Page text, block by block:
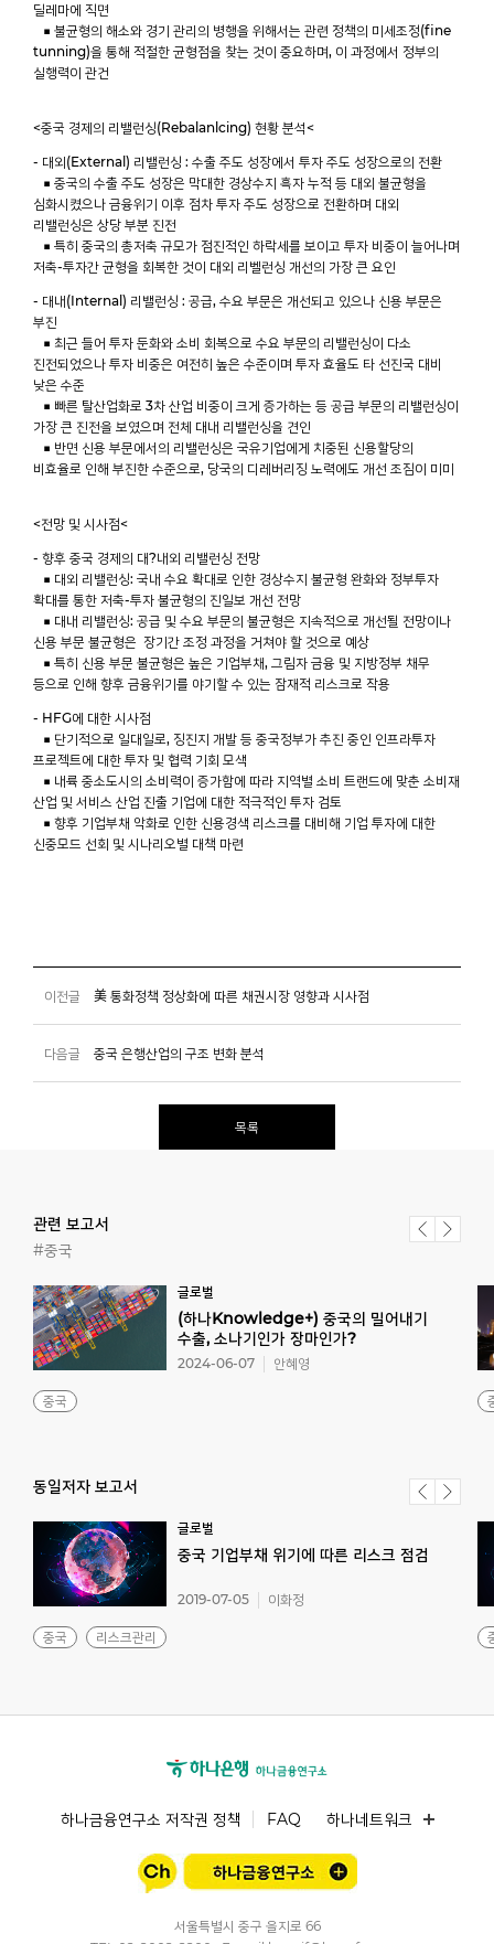
딜레마에 직면
■ 불균형의 해소와 경기 관리의 병행을 위해서는 관련 정책의 미세조정(fine
tunning)을 통해 적절한 균형점을 찾는 것이 중요하며, 이 과정에서 정부의
실행력이 관건
<중국 경제의 리밸런싱(Rebalanlcing) 현황 분석<
- 대외(External) 리밸런싱 : 수출 주도 성장에서 투자 주도 성장으로의 전환
■ 중국의 수출 주도 성장은 막대한 경상수지 흑자 누적 등 대외 불균형을
심화시켰으나 금융위기 이후 점차 투자 주도 성장으로 전환하며 대외
리밸런싱은 상당 부분 진전
■ 특히 중국의 총저축 규모가 점진적인 하락세를 보이고 투자 비중이 늘어나며
저축-투자간 균형을 회복한 것이 대외 리벨런싱 개선의 가장 큰 요인
- 대내(Internal) 리밸런싱 : 공급, 수요 부문은 개선되고 있으나 신용 부문은
부진
■ 최근 들어 투자 둔화와 소비 회복으로 수요 부문의 리밸런싱이 다소
진전되었으나 투자 비중은 여전히 높은 수준이며 투자 효율도 타 선진국 대비
낮은 수준
■ 빠른 탈산업화로 3차 산업 비중이 크게 증가하는 등 공급 부문의 리밸런싱이
가장 큰 진전을 보였으며 전체 대내 리밸런싱을 견인
■ 반면 신용 부문에서의 리밸런싱은 국유기업에게 치중된 신용할당의
비효율로 인해 부진한 수준으로, 당국의 디레버리징 노력에도 개선 조짐이 미미
<전망 및 시사점<
- 향후 중국 경제의 대?내외 리밸런싱 전망
■ 대외 리밸런싱: 국내 수요 확대로 인한 경상수지 불균형 완화와 정부투자
확대를 통한 저축-투자 불균형의 진일보 개선 전망
■ 대내 리밸런싱: 공급 및 수요 부문의 불균형은 지속적으로 개선될 전망이나
신용 부문 불균형은 장기간 조정 과정을 거쳐야 할 것으로 예상
■ 특히 신용 부문 불균형은 높은 기업부채, 그림자 금융 및 지방정부 채무
등으로 인해 향후 금융위기를 야기할 수 있는 잠재적 리스크로 작용
- HFG에 대한 시사점
■ 단기적으로 일대일로, 징진지 개발 등 중국정부가 추진 중인 인프라투자
프로젝트에 대한 투자 및 협력 기회 모색
■ 내륙 중소도시의 소비력이 증가함에 따라 지역별 소비 트랜드에 맞춘 소비재
산업 및 서비스 산업 진출 기업에 대한 적극적인 투자 검토
■ 향후 기업부채 악화로 인한 신용경색 리스크를 대비해 기업 투자에 대한
신중모드 선회 및 시나리오별 대책 마련
이전글 美 통화정책 정상화에 따른 채권시장 영향과 시사점
다음글 중국 은행산업의 구조 변화 분석
목록
관련 보고서
#중국
글로벌
(하나Knowledge+) 중국의 밀어내기
수출, 소나기인가 장마인가?
중국
2024-06-07 안혜영
동일저자 보고서
글로벌
중국 기업부채 위기에 따른 리스크 점검
중국 리스크관리
2019-07-05 이화정
하나금융연구소 저작권 정책 FAQ 하나네트워크
서울특별시 중구 을지로 66